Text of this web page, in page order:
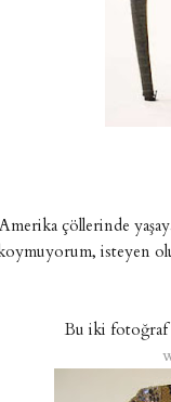
çöllerinde
isteyen
Bu iki fotoğraf